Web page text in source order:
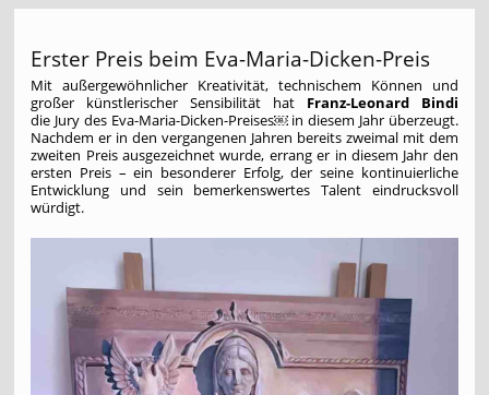
Erster Preis beim Eva-Maria-Dicken-Preis
Mit außergewöhnlicher Kreativität, technischem Können und
großer künstlerischer Sensibilität hat Franz-Leonard Bindi
die Jury des Eva-Maria-Dicken-Preises￼ in diesem Jahr überzeugt.
Nachdem er in den vergangenen Jahren bereits zweimal mit dem
zweiten Preis ausgezeichnet wurde, errang er in diesem Jahr den
ersten Preis – ein besonderer Erfolg, der seine kontinuierliche
Entwicklung und sein bemerkenswertes Talent eindrucksvoll
würdigt.